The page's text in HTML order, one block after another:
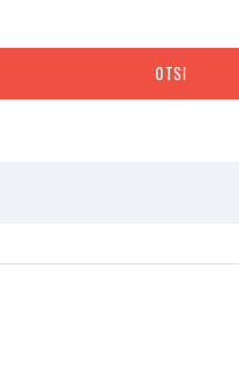
OTSI